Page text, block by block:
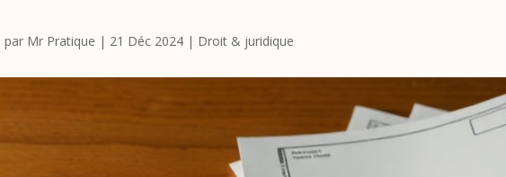
par Mr Pratique | 21 Déc 2024 | Droit & juridique